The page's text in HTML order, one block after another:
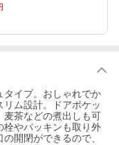
タイプ。おしゃれでか
ム設計。ドアポケッ
麦茶などの煮出しも可
栓やパッキンも取り外
開閉ができるので、